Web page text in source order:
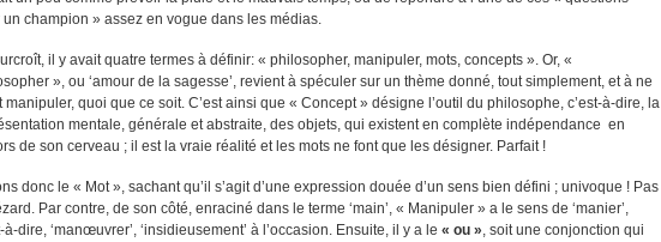
un champion » assez en vogue dans les médias.
il y avait quatre termes à définir: « philosopher, manipuler, mots, concepts ». Or, «
», ou ‘amour de la sagesse’, revient à spéculer sur un thème donné, tout simplement, et à ne
manipuler, quoi que ce soit. C’est ainsi que « Concept » désigne l’outil du philosophe, c’est-à-dire, la
mentale, générale et abstraite, des objets, qui existent en complète indépendance en
de son cerveau ; il est la vraie réalité et les mots ne font que les désigner. Parfait !
donc le « Mot », sachant qu’il s’agit d’une expression douée d’un sens bien défini ; univoque ! Pas
Par contre, de son côté, enraciné dans le terme ‘main’, « Manipuler » a le sens de ‘manier’,
à-dire, ‘manœuvrer’, ‘insidieusement’ à l’occasion. Ensuite, il y a le « ou », soit une conjonction qui